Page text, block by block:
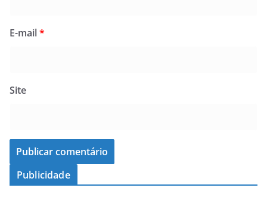
E-mail*
Site
Publicidade